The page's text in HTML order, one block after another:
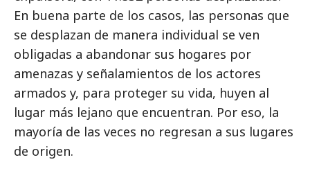
En buena parte de los casos, las personas que
se desplazan de manera individual se ven
obligadas a abandonar sus hogares por
amenazas y señalamientos de los actores
armados y, para proteger su vida, huyen al
lugar más lejano que encuentran. Por eso, la
mayoría de las veces no regresan a sus lugares
de origen.